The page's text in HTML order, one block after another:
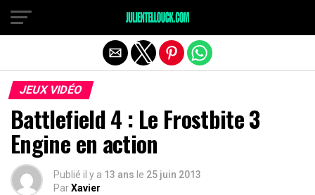
JEUX VIDÉO
Battlefield 4 : Le Frostbite 3
Engine en action
Publié il y a 13 ans le 25 juin 2013
ParXavier